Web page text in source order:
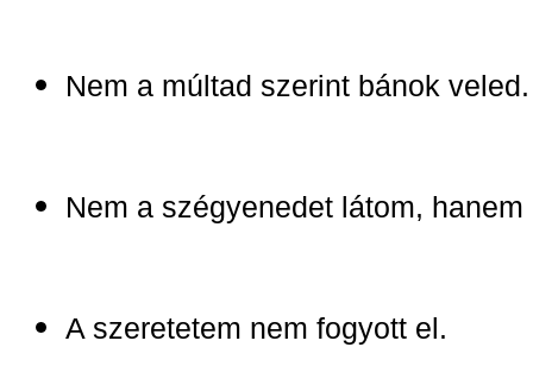
Nem a múltad szerint bánok veled.
Nem a szégyenedet látom,
A szeretetem nem fogyott el.